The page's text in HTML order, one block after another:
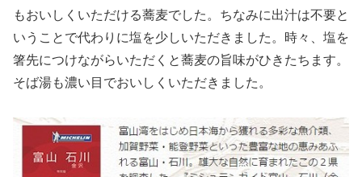
もおいしくいただける蕎麦でした。ちなみに出汁は不要と
いうことで代わりに塩を少しいただきました。時々、塩を
箸先につけながらいただくと蕎麦の旨味がひきたちます。
そば湯も濃い目でおいしくいただきました。